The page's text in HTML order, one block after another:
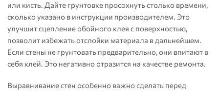
или кисть. Дайте грунтовке просохнуть столько времени,
сколько указано в инструкции производителем. Это
улучшит сцепление обойного клея с поверхностью,
позволит избежать отслойки материала в дальнейшем.
Если стены не грунтовать предварительно, они впитают в
себя клей. Это негативно отразится на качестве ремонта.
Выравнивание стен особенно важно сделать перед